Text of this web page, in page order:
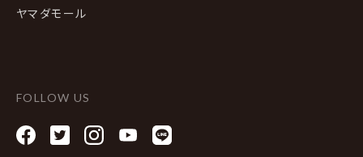
ヤマダモール
FOLLOW US